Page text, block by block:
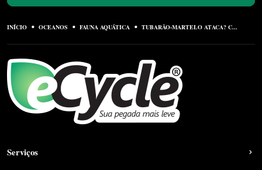
INÍCIO OCEANOS FAUNA AQUÁTICA TUBARÃO-MARTELO ATACA? C...
Serviços